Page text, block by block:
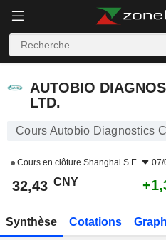
AUTOBIO
LTD.
Cours Autobio Diagnostics
Cours en clôture Shanghai S.E. 07/
32,43 CNY
Synthèse Cotations